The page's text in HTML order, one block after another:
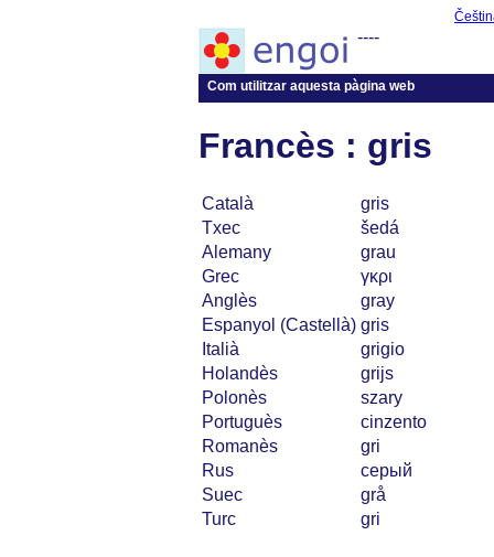
----
Com utilitzar aquesta pàgina web
Francès : gris
Català
gris
Txec
šedá
Alemany
grau
Grec
γκρι
Anglès
gray
Espanyol (Castellà) gris
Italià
grigio
Holandès
grijs
Polonès
szary
Portuguès
cinzento
Romanès
gri
Rus
серый
Suec
grå
Turc
gri